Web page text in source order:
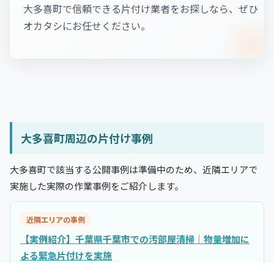
大多喜町で信頼できる片付け業者をお探しなら、ぜひ
オカタシにお任せください。
大多喜町周辺の片付け事例
大多喜町で該当する公開事例は準備中のため、近隣エリアで
実施した実際の作業事例をご紹介します。
近隣エリアの事例
【実例紹介】千葉県千葉市での汚部屋清掃｜物量増加に
よる緊急片付けを実施